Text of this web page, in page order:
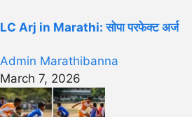
LC Arj in Marathi: सोपा परफेक्ट अर्ज
Admin Marathibanna
March 7, 2026